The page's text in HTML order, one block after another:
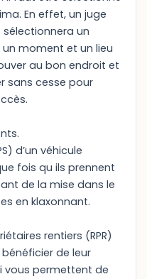
En effet, un juge
un
moment et un lieu
au bon endroit et
sans cesse pour
d’un véhicule
fois qu ils prennent
de la mise dans le
en klaxonnant.
rentiers (RPR)
de leur
vous permettent de